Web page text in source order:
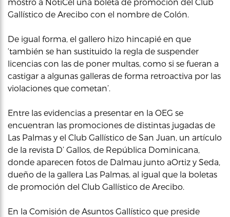
Gallístico de Arecibo con el nombre de Colón.
De igual forma, el gallero hizo hincapié en que
‘también se han sustituido la regla de suspender
licencias con las de poner multas, como si se fueran a
castigar a algunas galleras de forma retroactiva por las
violaciones que cometan’.
Entre las evidencias a presentar en la OEG se
encuentran las promociones de distintas jugadas de
Las Palmas y el Club Gallístico de San Juan, un artículo
de la revista D’ Gallos, de República Dominicana,
donde aparecen fotos de Dalmau junto aOrtiz y Seda,
dueño de la gallera Las Palmas, al igual que la boletas
de promoción del Club Gallístico de Arecibo.
En la Comisión de Asuntos Gallístico que preside